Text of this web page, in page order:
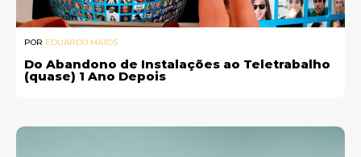
POR EDUARDO MATOS
Do Abandono de Instalações ao Teletrabalho
(quase) 1 Ano Depois